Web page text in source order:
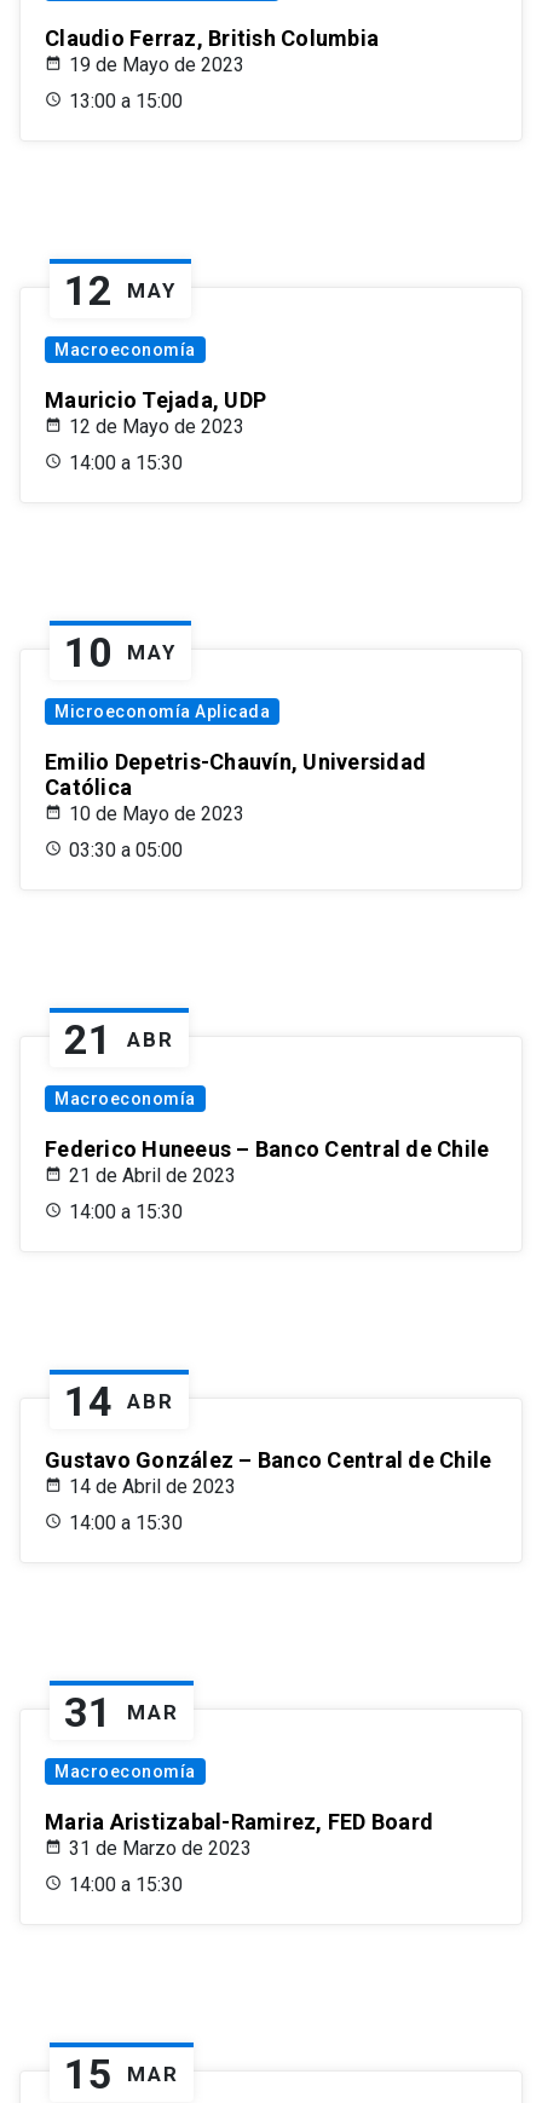
Claudio Ferraz, British Columbia
19 de Mayo de 2023
13:00 a 15:00
12 MAY
Macroeconomía
Mauricio Tejada, UDP
12 de Mayo de 2023
14:00 a 15:30
10 MAY
Microeconomía Aplicada
Emilio Depetris-Chauvín, Universidad
Católica
10 de Mayo de 2023
03:30 a 05:00
21 ABR
Macroeconomía
Federico Huneeus – Banco Central de Chile
21 de Abril de 2023
14:00 a 15:30
14 ABR
Gustavo González – Banco Central de Chile
14 de Abril de 2023
14:00 a 15:30
31 MAR
Macroeconomía
Maria Aristizabal-Ramirez, FED Board
31 de Marzo de 2023
14:00 a 15:30
15 MAR